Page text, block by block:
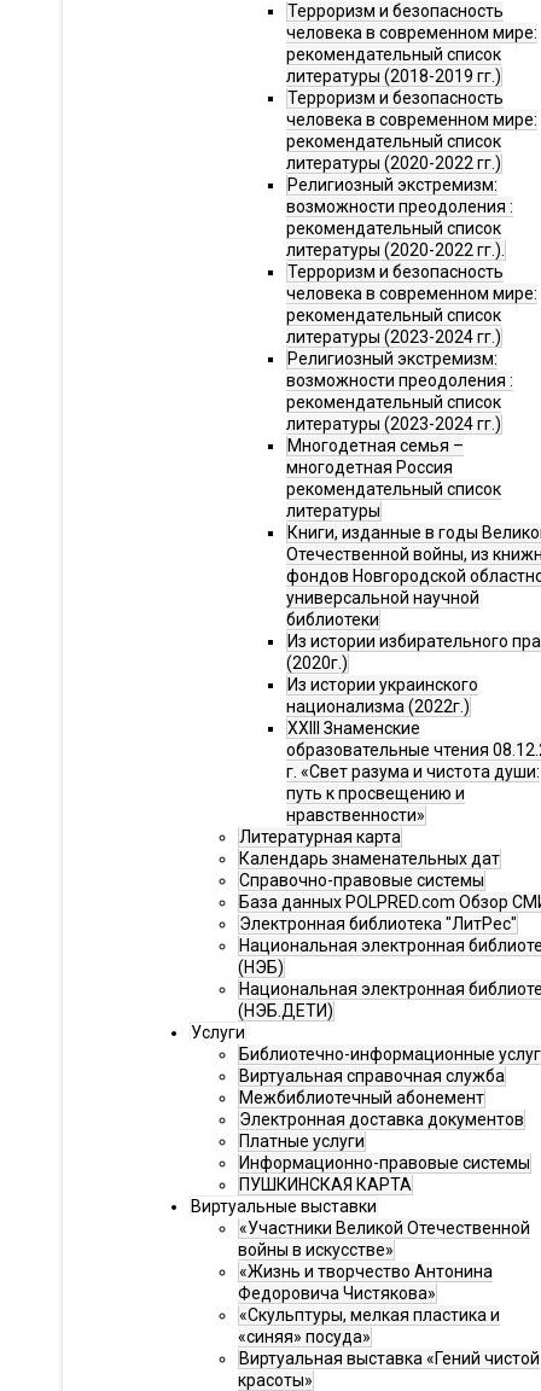
Терроризм и безопасность
человека в современном мире:
рекомендательный список
литературы (2018-2019 гг.)
Терроризм и безопасность
человека в современном мире:
рекомендательный список
литературы (2020-2022 гг.)
Религиозный экстремизм:
возможности преодоления :
рекомендательный список
литературы (2020-2022 гг.).
Терроризм и безопасность
человека в современном мире:
рекомендательный список
литературы (2023-2024 гг.)
Религиозный экстремизм:
возможности преодоления :
рекомендательный список
литературы (2023-2024 гг.)
Многодетная семья –
многодетная Россия
рекомендательный список
литературы
Книги, изданные в годы
Отечественной войны, из
фондов Новгородской
универсальной научной
библиотеки
Из истории избирательного
(2020г.)
Из истории украинского
национализма (2022г.)
XXIII Знаменские
образовательные чтения
г. «Свет разума и чистота души:
путь к просвещению и
нравственности»
Литературная карта
Календарь знаменательных дат
Справочно-правовые системы
База данных POLPRED.com Обзор
Электронная библиотека "ЛитРес"
Национальная электронная
(НЭБ)
Национальная электронная
(НЭБ.ДЕТИ)
Услуги
Библиотечно-информационные
Виртуальная справочная служба
Межбиблиотечный абонемент
Электронная доставка документов
Платные услуги
Информационно-правовые системы
ПУШКИНСКАЯ КАРТА
Виртуальные выставки
«Участники Великой Отечественной
войны в искусстве»
«Жизнь и творчество Антонина
Федоровича Чистякова»
«Скульптуры, мелкая пластика и
«синяя» посуда»
Виртуальная выставка «Гений чистой
красоты»